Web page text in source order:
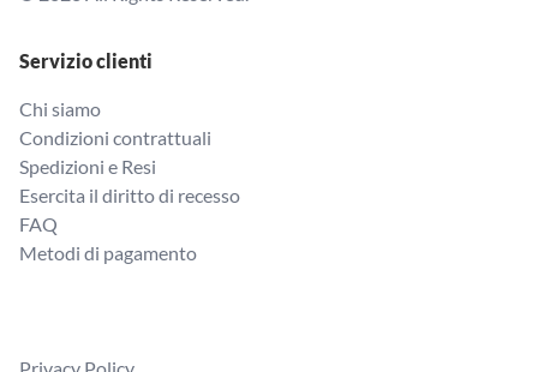
Servizio clienti
Chi siamo
Condizioni contrattuali
Spedizioni e Resi
Esercita il diritto di recesso
FAQ
Metodi di pagamento